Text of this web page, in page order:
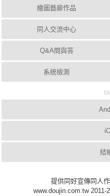
繪圖藝廊作品
同人交流中心
Q&A問與答
系統檢測
結
提供同好宣傳同人
www.doujin.com.tw 2011-